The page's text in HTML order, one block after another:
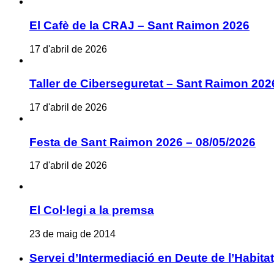
El Cafè de la CRAJ – Sant Raimon 2026
17 d'abril de 2026
Taller de Ciberseguretat – Sant Raimon
17 d'abril de 2026
Festa de Sant Raimon 2026 – 08/05/2026
17 d'abril de 2026
El Col·legi a la premsa
23 de maig de 2014
Servei d’Intermediació en Deute de